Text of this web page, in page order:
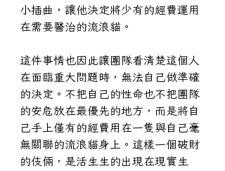
小插曲，讓他決定將少有的經費運用
在需要醫治的流浪貓。
這件事情也因此讓團隊看清楚這個人
在面臨重大問題時，無法自己做準確
的決定。不把自己的性命也不把團隊
的安危放在最優先的地方，而是將自
己手上僅有的經費用在一隻與自己毫
無關聯的流浪貓身上。這樣一個破財
的伎倆，是活生生的出現在現實生